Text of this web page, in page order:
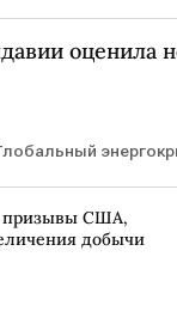
оценила
США,
добычи